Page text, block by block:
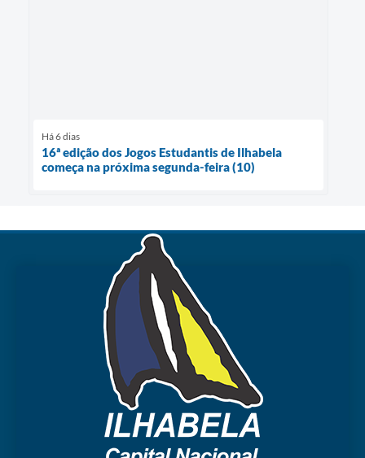
Há 6 dias
16ª edição dos Jogos Estudantis de Ilhabela
começa na próxima segunda-feira (10)